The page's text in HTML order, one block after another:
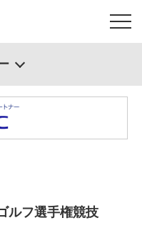
ルフ選手権競技